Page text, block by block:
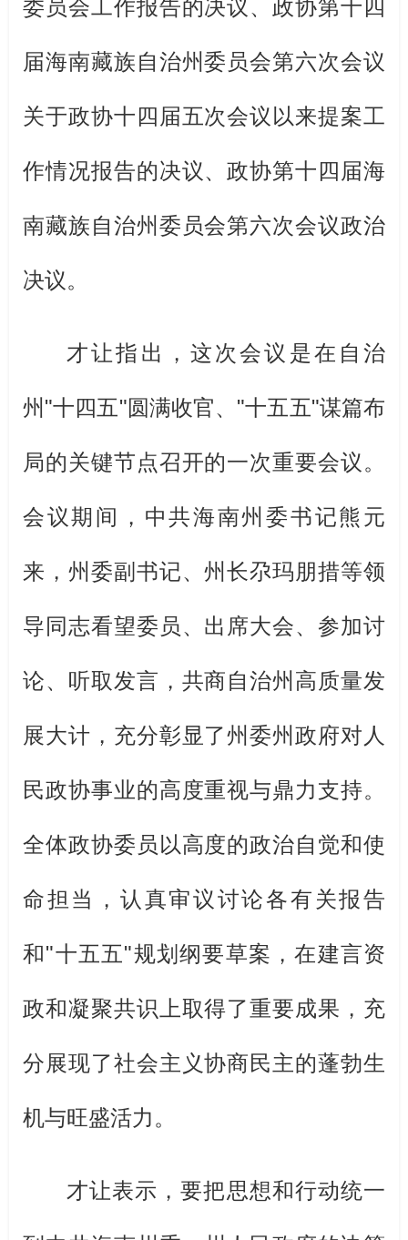
委员会工作报告的决议、政协第十四
届海南藏族自治州委员会第六次会议
关于政协十四届五次会议以来提案工
作情况报告的决议、政协第十四届海
南藏族自治州委员会第六次会议政治
决议。
才让指出，这次会议是在自治
州 "十四五"圆满收官、 "十五五"谋篇布
局的关键节点召开的一次重要会议。
会议期间，中共海南州委书记熊元
来，州委副书记、州长尕玛朋措等领
导同志看望委员、出席大会、参加讨
论、听取发言，共商自治州高质量发
展大计，充分彰显了州委州政府对人
民政协事业的高度重视与鼎力支持。
全体政协委员以高度的政治自觉和使
命担当，认真审议讨论各有关报告
和"十五五"规划纲要草案，在建言资
政和凝聚共识上取得了重要成果，充
分展现了社会主义协商民主的蓬勃生
机与旺盛活力。
才让表示，要把思想和行动统一